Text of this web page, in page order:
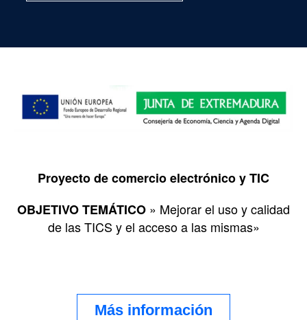
Proyecto de comercio electrónico y TIC
OBJETIVO TEMÁTICO » Mejorar el uso y calidad
de las TICS y el acceso a las mismas»
Más información